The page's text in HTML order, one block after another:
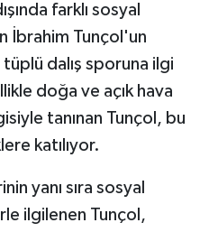
farklı sosyal
İbrahim Tunçol'un
dalış sporuna ilgi
doğa ve açık hava
tanınan Tunçol, bu
katılıyor.
yanı sıra sosyal
ilgilenen Tunçol,